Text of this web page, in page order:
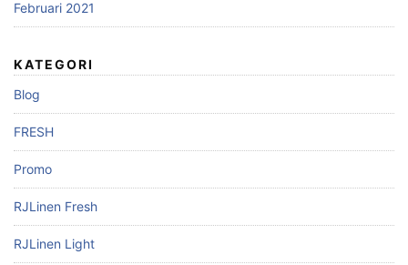
Februari 2021
KATEGORI
Blog
FRESH
Promo
RJLinen Fresh
RJLinen Light